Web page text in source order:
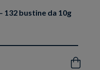
132 bustine da 10g
Acquista